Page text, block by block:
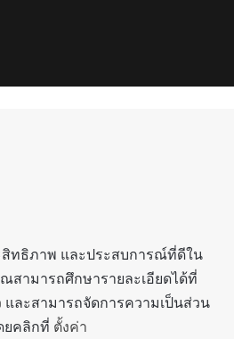
สิทธิภาพ และประสบการณ์ที่ดีใน
สามารถศึกษารายละเอียดได้ที่
และสามารถจัดการความเป็นส่วน
ยคลิกที่ ตั้งค่า